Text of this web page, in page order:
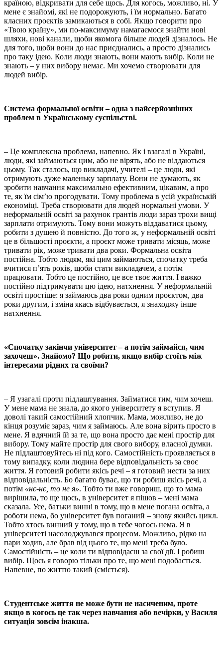
країною, відкривати для себе щось. Для когось, можливо, ні. У
мене є знайомі, які не подорожують, і їм нормально. Багато
класних проєктів замикаються в собі. Якщо говорити про
«Твою країну», ми по-максимуму намагаємося знайти нові
шляхи, нові канали, щоби якомога більше людей дізналось. Не
для того, щоби вони до нас приєднались, а просто дізнались
про таку ідею. Коли люди знають, вони мають вибір. Коли не
знають – у них вибору немає. Ми хочемо створювати для
людей вибір.
Система формальної освіти – одна з найсерйозніших
проблем в Українському суспільстві.
– Це комплексна проблема, напевно. Як і взагалі в Україні,
люди, які займаються цим, або не вірять, або не віддаються
цьому. Так сталось, що викладачі, учителі – це люди, які
отримують дуже маленьку зарплату. Вони не думають, як
зробити навчання максимально ефективним, цікавим, а про
те, як їм сім’ю прогодувати. Тому проблема в усій українській
економіці. Треба створювати для людей нормальні умови. У
неформальній освіті за рахунок грантів люди зараз трохи вищі
зарплати отримують. Тому вони можуть віддаватися цьому,
робити з душею й повністю. До того ж, у неформальній освіті
це в більшості проєкти, а проєкт може тривати місяць, може
тривати рік, може тривати два роки. Формальна освіта
постійна. Тобто людям, які цим займаються, спочатку треба
вчитися п’ять років, щоби стати викладачем, а потім
працювати. Тобто це постійно, це все твоє життя. І важко
постійно підтримувати цю ідею, натхнення. У неформальній
освіті простіше: я займаюсь два роки одним проєктом, два
роки другим, і зміна якась відбувається, я знаходжу інше
натхнення.
«Спочатку закінчи університет – а потім займайся, чим
захочеш». Знайомо? Що робити, якщо вибір стоїть між
інтересами рідних та своїми?
– Я узагалі проти підлаштування. Займатися тим, чим хочеш.
У мене мама не знала, до якого університету я вступив. Я
доволі такий самостійний хлопчик. Мама, можливо, не до
кінця розуміє зараз, чим я займаюсь. Але вона вірить просто в
мене. Я вдячний їй за те, що вона просто дає мені простір для
вибору. Тому майте простір для свого вибору, власної думки.
Не підлаштовуйтесь ні під кого. Самостійність проявляється в
тому випадку, коли людина бере відповідальність за своє
життя. Я готовий робити якісь речі – я готовий нести за них
відповідальність. Бо багато буває, що ти робиш якісь речі, а
потім «нє-нє, то не я». Тобто ти вже говориш, що то мама
вирішила, то ще щось, в університет я пішов – мені мама
сказала. Усе, батьки винні в тому, що в мене погана освіта, а
роботи нема, бо університет був поганий – знову якийсь цикл.
Тобто хтось винний у тому, що в тебе чогось нема. Я в
університеті насолоджувався процесом. Можливо, рідко на
пари ходив, але брав від цього те, що мені треба було.
Самостійність – це коли ти відповідаєш за свої дії. І робиш
вибір. Щось я говорю тільки про те, що мені подобається.
Напевне, по життю такий (сміється).
Студентське життя не може бути не насиченим, проте
якщо в когось це так через навчання або вечірки, у Василя
ситуація зовсім інакша.